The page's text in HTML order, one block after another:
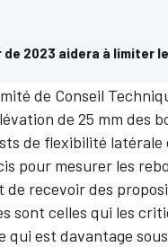
de 2023 aidera à limiter
de Conseil
de 25 mm des
de flexibilité
pour mesurer les
recevoir des
sont celles qui les
qui est davantage